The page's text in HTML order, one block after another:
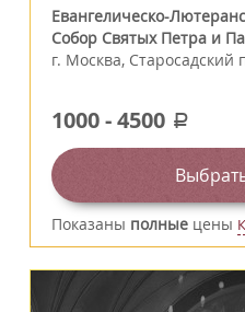
Евангелическо-
Собор Святых Петра и
г. Москва, Старосадский
1000-4500 a
Показаны полные цены